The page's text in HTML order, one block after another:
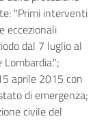
"Primi interventi
eccezionali
dal 7 luglio al
aprile 2015 con
di emergenza;
civile del